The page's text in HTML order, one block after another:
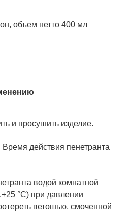
объем нетто 400 мл
и просушить изделие.
Время действия пенетранта
водой комнатной
°С) при давлении
ветошью, смоченной